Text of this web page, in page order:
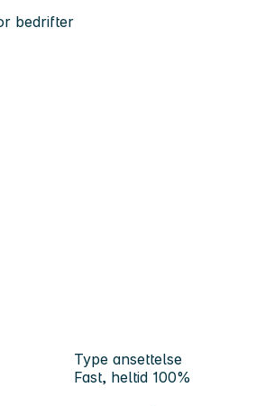
bedrifter
Type ansettelse
Fast, heltid 100%